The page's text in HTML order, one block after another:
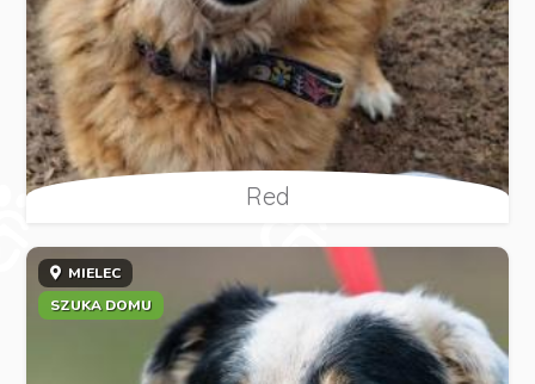
Red
MIELEC
SZUKA DOMU